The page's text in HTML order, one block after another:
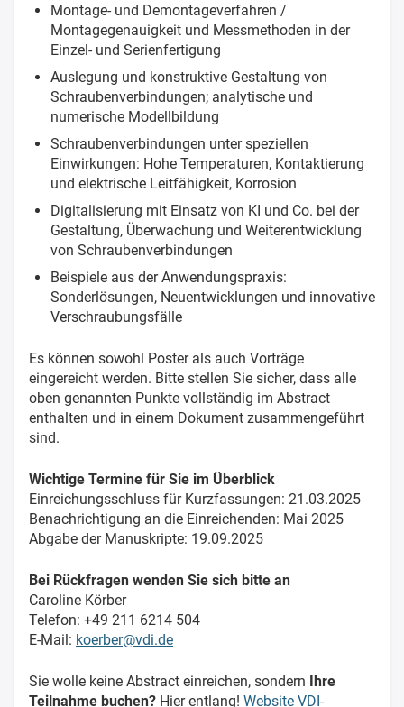
Montage- und Demontageverfahren /
Montagegenauigkeit und Messmethoden in der
Einzel- und Serienfertigung
Auslegung und konstruktive Gestaltung von
Schraubenverbindungen; analytische und
numerische Modellbildung
Schraubenverbindungen unter speziellen
Einwirkungen: Hohe Temperaturen, Kontaktierung
und elektrische Leitfähigkeit, Korrosion
Digitalisierung mit Einsatz von KI und Co. bei der
Gestaltung, Überwachung und Weiterentwicklung
von Schraubenverbindungen
Beispiele aus der Anwendungspraxis:
Sonderlösungen, Neuentwicklungen und innovative
Verschraubungsfälle
Es können sowohl Poster als auch Vorträge
eingereicht werden. Bitte stellen Sie sicher, dass alle
oben genannten Punkte vollständig im Abstract
enthalten und in einem Dokument zusammengeführt
sind.
Wichtige Termine für Sie im Überblick
Einreichungsschluss für Kurzfassungen: 21.03.2025
Benachrichtigung an die Einreichenden: Mai 2025
Abgabe der Manuskripte: 19.09.2025
Bei Rückfragen wenden Sie sich bitte an
Caroline Körber
Telefon: +49 211 6214 504
E-Mail: koerber@vdi.de
Sie wolle keine Abstract einreichen, sondern Ihre
Teilnahme buchen? Hier entlang! Website VDI-